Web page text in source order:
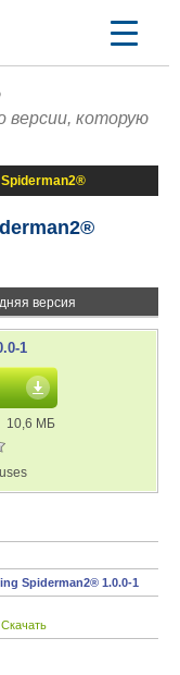
версии, которую
версия
1
10,6 МБ
Spiderman2® 1.0.0-1